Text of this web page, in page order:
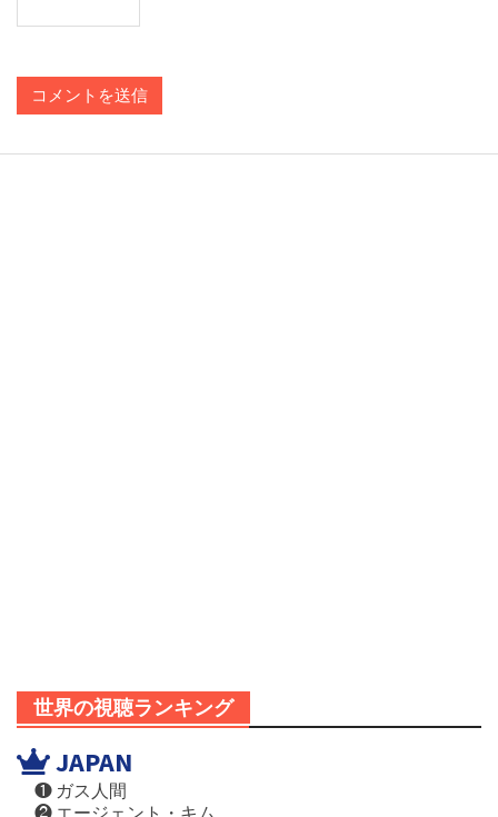
世界の視聴ランキング
JAPAN
❶ ガス人間
❷ エージェント・キム